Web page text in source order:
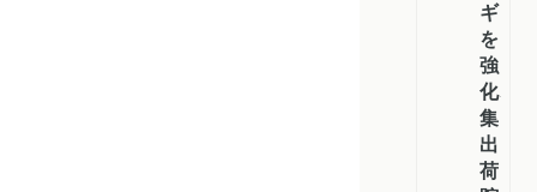
ギ
を
強
化、
集
出
荷